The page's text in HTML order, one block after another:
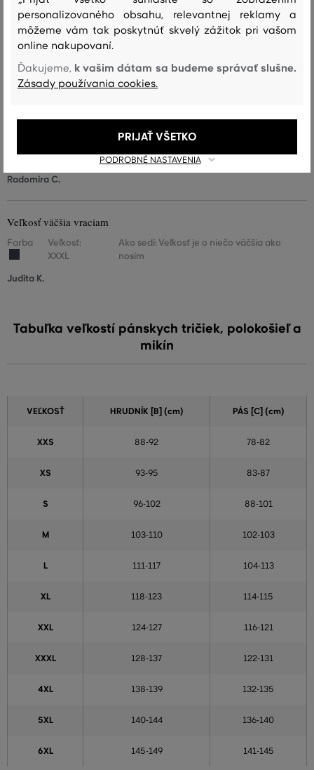
nosím
Veľkosť je o niečo väčšia ako
nosím
Veľkosť je oveľa väčšia ako nosím 0
Mikina je moc pekna,mam jako darek,urcite se bude libit.
XXL
Ako sedí: Veľkosť zodpovedá veľkosti, ktorú
nosím
Radomira C.
Veľkosť väčšia vraciam
Farba
Veľkosť:
XXXL
Ako sedí: Veľkosť je o niečo väčšia ako
nosím
Judita K.
Tabuľka veľkostí pánskych tričiek, polokošieľ a
mikín
VEĽKOSŤ HRUDNÍK [B] (cm) PÁS [C] (cm)
XXS 88-92 78-82
XS 93-95 83-87
S 96-102 88-101
M 103-110 102-103
L 111-117 104-113
XL 118-123 114-115
XXL 124-127 116-121
XXXL 128-137 122-131
4XL 138-139 132-135
5XL 140-144 136-140
6XL 145-149 141-145
personalizovaného obsahu, relevantnej reklamy a
môžeme vám tak poskytnúť skvelý zážitok pri vašom
online nakupovaní.
Ďakujeme, k vašim dátam sa budeme správať slušne.
Zásady používania cookies.
PODROBNÉ NASTAVENIA
PRIJAŤ VŠETKO